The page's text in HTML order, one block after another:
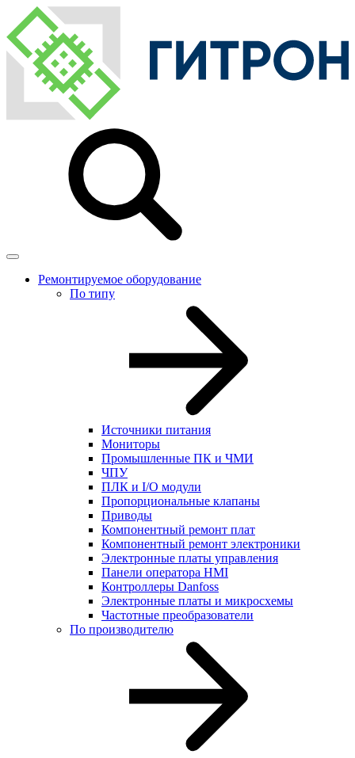
Ремонтируемое оборудование
По типу
Источники питания
Мониторы
Промышленные ПК и ЧМИ
ЧПУ
ПЛК и I/O модули
Пропорциональные клапаны
Приводы
Компонентный ремонт плат
Компонентный ремонт электроники
Электронные платы управления
Панели оператора HMI
Контроллеры Danfoss
Электронные платы и микросхемы
Частотные преобразователи
По производителю